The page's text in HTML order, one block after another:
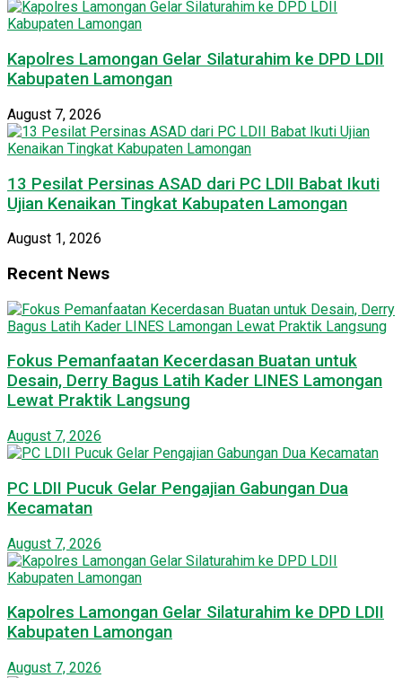
Kapolres Lamongan Gelar Silaturahim ke DPD LDII
Kabupaten Lamongan
August 7, 2026
13 Pesilat Persinas ASAD dari PC LDII Babat Ikuti
Ujian Kenaikan Tingkat Kabupaten Lamongan
August 1, 2026
Recent News
Fokus Pemanfaatan Kecerdasan Buatan untuk
Desain, Derry Bagus Latih Kader LINES Lamongan
Lewat Praktik Langsung
August 7, 2026
PC LDII Pucuk Gelar Pengajian Gabungan Dua
Kecamatan
August 7, 2026
Kapolres Lamongan Gelar Silaturahim ke DPD LDII
Kabupaten Lamongan
August 7, 2026